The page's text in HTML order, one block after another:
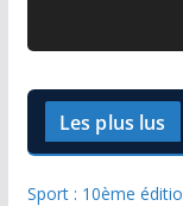
Les plus lus
Sport : 10ème